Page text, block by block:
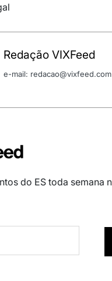
Redação VIXFeed
e-mail: redacao@vixfeed.com
do ES toda semana